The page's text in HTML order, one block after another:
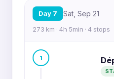
Day 7 Sat, Sep 21
273 km · 4h 5min · 4 stops
1